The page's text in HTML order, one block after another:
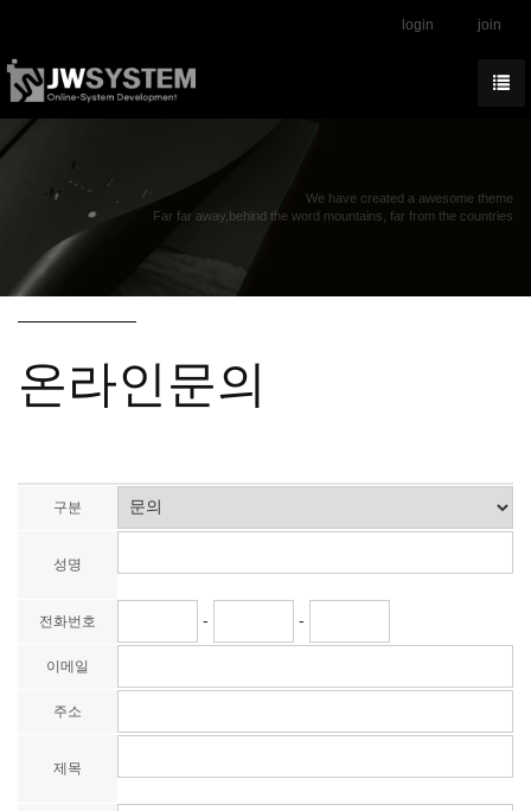
login join
We have created a awesome theme
Far far away,behind the word mountains, far from the countries
온라인문의
구분
성명
전화번호 - -
이메일
주소
제목